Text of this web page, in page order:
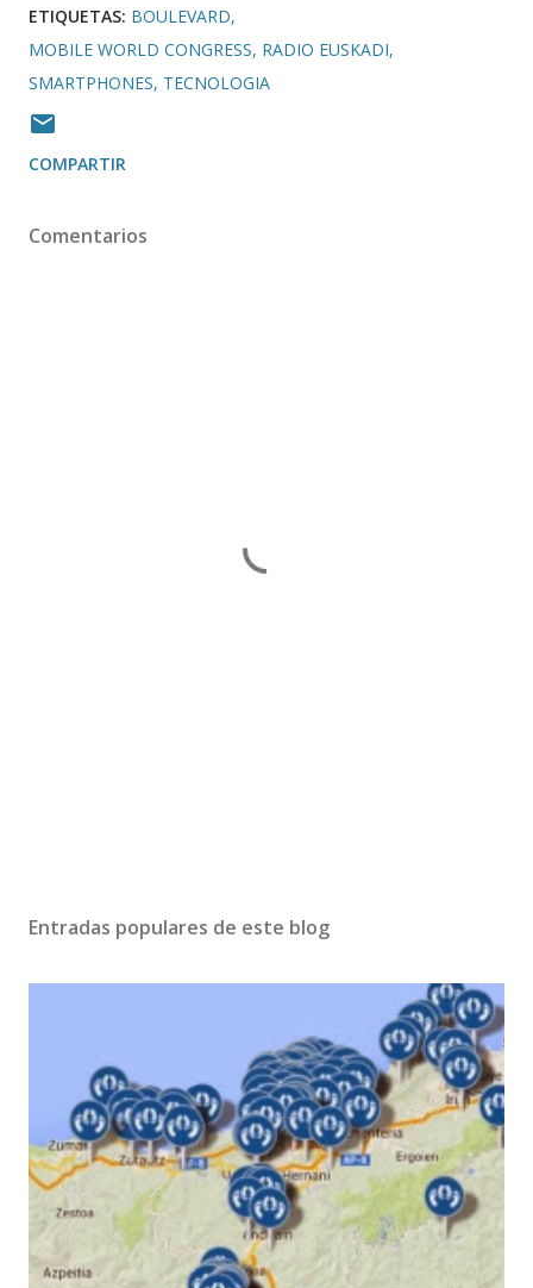
ETIQUETAS: BOULEVARD
MOBILE WORLD CONGRESS RADIO EUSKADI
SMARTPHONES TECNOLOGIA
COMPARTIR
Comentarios
Entradas populares de este blog